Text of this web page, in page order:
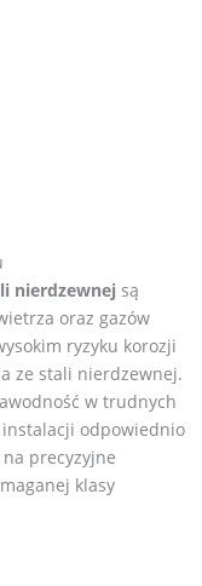
nierdzewnej są
oraz gazów
ryzyku korozji
ze stali nierdzewnej.
w trudnych
instalacji odpowiednio
precyzyjne
klasy